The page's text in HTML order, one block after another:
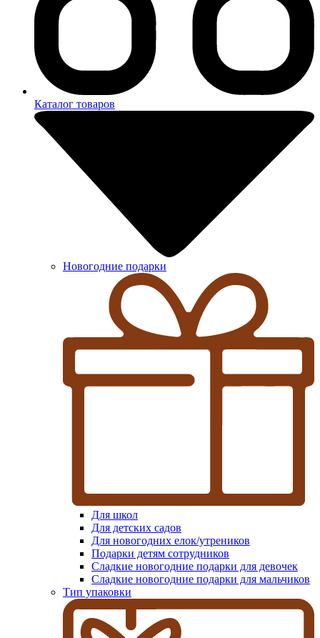
Каталог товаров
Новогодние подарки
Для школ
Для детских садов
Для новогодних елок/утреников
Подарки детям сотрудников
Сладкие новогодние подарки для девочек
Сладкие новогодние подарки для мальчиков
Тип упаковки